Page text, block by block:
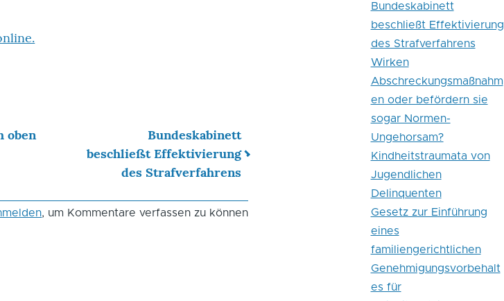
oben
Bundeskabinett
beschließt Effektivierung
des Strafverfahrens
, um Kommentare verfassen zu können
Bundeskabinett
beschließt Effektivierung
des Strafverfahrens
Wirken
Abschreckungsmaßnahm
en oder befördern sie
sogar Normen-
Ungehorsam?
Kindheitstraumata von
Jugendlichen
Delinquenten
Gesetz zur Einführung
eines
familiengerichtlichen
Genehmigungsvorbehalt
es für